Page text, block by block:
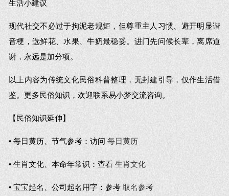
生活小建议
现代社交不必过于拘泥老规矩，但尊重主人习惯、避开明显谐
音梗，选鲜花、水果、牛奶最稳妥。进门先问候长辈，离席道
谢，永远是加分项。
以上内容为传统文化民俗科普整理，无封建引导，仅作生活借
鉴。更多民俗知识，欢迎联系易小梦交流咨询。
【民俗知识延伸】
• 每日黄历、节气参考：访问 每日黄历
• 生肖文化、本命年常识：查看 生肖文化
• 宝宝起名、公司起名用字：参考 取名参考